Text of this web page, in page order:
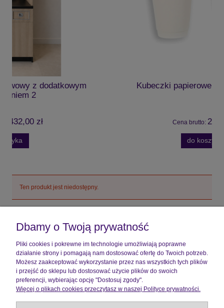
Kubeczki papierowe 200 ml (50 szt.)
Ten produkt jest niedostępny.
Moje konto
Płatności i dostawa
Informacje
Dbamy o Twoją prywatność
Pliki cookies i pokrewne im technologie umożliwiają poprawne
działanie strony i pomagają nam dostosować ofertę do Twoich potrzeb.
Możesz zaakceptować wykorzystanie przez nas wszystkich tych plików
i przejść do sklepu lub dostosować użycie plików do swoich
preferencji, wybierając opcję "Dostosuj zgody".
Więcej o plikach cookies przeczytasz w naszej Polityce prywatności.